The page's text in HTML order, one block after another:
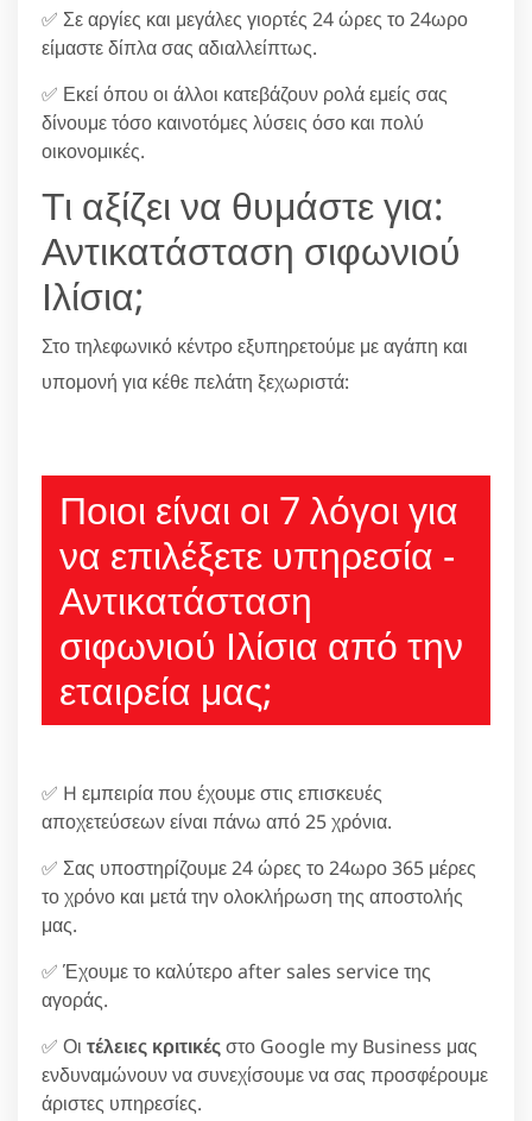
✅ Σε αργίες και μεγάλες γιορτές 24 ώρες το 24ωρο
είμαστε δίπλα σας αδιαλλείπτως.
✅ Εκεί όπου οι άλλοι κατεβάζουν ρολά εμείς σας
δίνουμε τόσο καινοτόμες λύσεις όσο και πολύ
οικονομικές.
Τι αξίζει να θυμάστε για:
Αντικατάσταση σιφωνιού
Ιλίσια;
Στο τηλεφωνικό κέντρο εξυπηρετούμε με αγάπη και
υπομονή για κέθε πελάτη ξεχωριστά:
Ποιοι είναι οι 7 λόγοι για
να επιλέξετε υπηρεσία -
Αντικατάσταση
σιφωνιού Ιλίσια από την
εταιρεία μας;
✅ H εμπειρία που έχουμε στις επισκευές
αποχετεύσεων είναι πάνω από 25 χρόνια.
✅ Σας υποστηρίζουμε 24 ώρες το 24ωρο 365 μέρες
το χρόνο και μετά την ολοκλήρωση της αποστολής
μας.
✅ Έχουμε το καλύτερο after sales service της
αγοράς.
✅ Οι τέλειες κριτικέςστο Google my Business μας
ενδυναμώνουν να συνεχίσουμε να σας προσφέρουμε
άριστες υπηρεσίες.